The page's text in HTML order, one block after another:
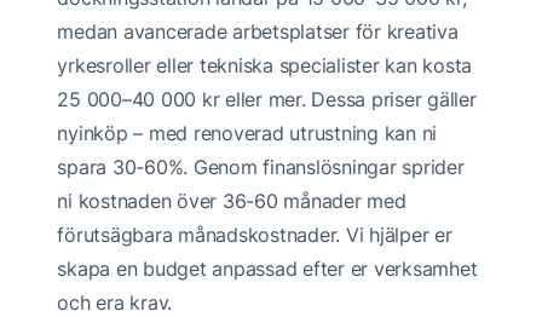
medan avancerade arbetsplatser för kreativa
yrkesroller eller tekniska specialister kan kosta
25 000–40 000 kr eller mer. Dessa priser gäller
nyinköp – med renoverad utrustning kan ni
spara 30-60%. Genom finanslösningar sprider
ni kostnaden över 36-60 månader med
förutsägbara månadskostnader. Vi hjälper er
skapa en budget anpassad efter er verksamhet
och era krav.